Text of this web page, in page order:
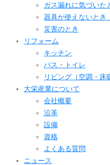
ガス漏れに気づいた
器具が使えないとき
災害のとき
リフォーム
キッチン
バス・トイレ
リビング（空調・床
大栄産業について
会社概要
沿革
設備
資格
よくある質問
ニュース